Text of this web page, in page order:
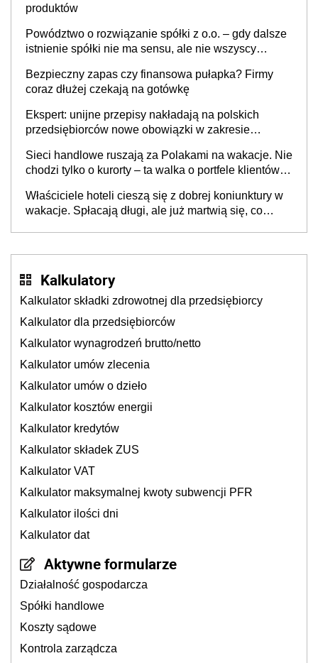
produktów
Powództwo o rozwiązanie spółki z o.o. – gdy dalsze
istnienie spółki nie ma sensu, ale nie wszyscy
Bezpieczny zapas czy finansowa pułapka? Firmy
coraz dłużej czekają na gotówkę
Ekspert: unijne przepisy nakładają na polskich
przedsiębiorców nowe obowiązki w zakresie
Sieci handlowe ruszają za Polakami na wakacje. Nie
chodzi tylko o kurorty – ta walka o portfele klientów
cichu
Właściciele hoteli cieszą się z dobrej koniunktury w
wakacje. Spłacają długi, ale już martwią się, co
Kalkulatory
Kalkulator składki zdrowotnej dla przedsiębiorcy
Kalkulator dla przedsiębiorców
Kalkulator wynagrodzeń brutto/netto
Kalkulator umów zlecenia
Kalkulator umów o dzieło
Kalkulator kosztów energii
Kalkulator kredytów
Kalkulator składek ZUS
Kalkulator VAT
Kalkulator maksymalnej kwoty subwencji PFR
Kalkulator ilości dni
Kalkulator dat
Aktywne formularze
Działalność gospodarcza
Spółki handlowe
Koszty sądowe
Kontrola zarządcza